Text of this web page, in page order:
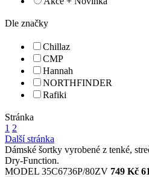
Dle značky
Chillaz
CMP
Hannah
NORTHFINDER
Rafiki
Stránka
1 2
Další stránka
Dámské šortky vyrobené z tenké,
Dry-Function.
MODEL 35C6736P/80ZV 749 Kč